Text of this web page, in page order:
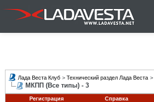
Лада Веста Клуб > Технический раздел Лада Веста >
МКПП (Все типы) - 3
Регистрация Справка